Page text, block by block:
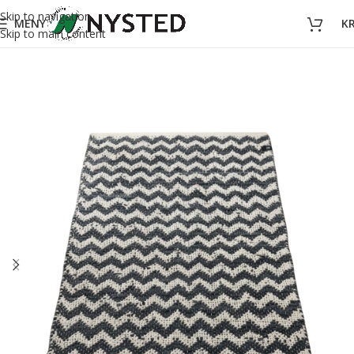
Skip to navigation
Skip to main content
MENY